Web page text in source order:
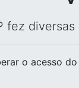
fez
o acesso do